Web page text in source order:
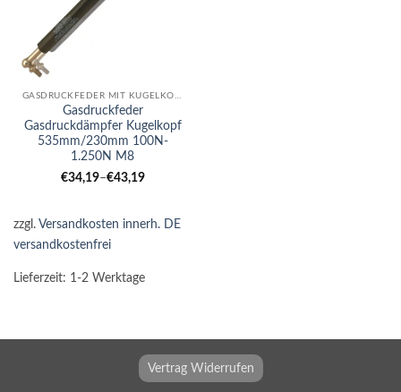
GASDRUCKFEDER MIT KUGELKOPF
Gasdruckfeder
Gasdruckdämpfer Kugelkopf
535mm/230mm 100N-
1.250N M8
€34,19–€43,19
zzgl. Versandkosten innerh. DE
versandkostenfrei
Lieferzeit: 1-2 Werktage
Vertrag Widerrufen